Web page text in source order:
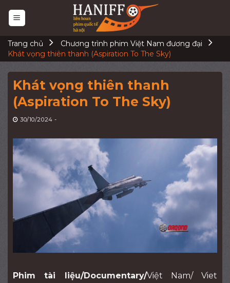
Trang chủ
Chương trình phim Việt Nam đương đại
Khát vọng thiên thanh (Aspiration To The Sky)
Khát vọng thiên thanh
(Aspiration To The Sky)
30/10/2024 -
Phim tài liệu/Documentary/Việt Nam/ Viet